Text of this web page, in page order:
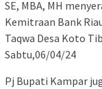
SE, MBA, MH
Kemitraan Bank
Taqwa Desa Koto
Sabtu,06/04/24
Pj Bupati Kampar